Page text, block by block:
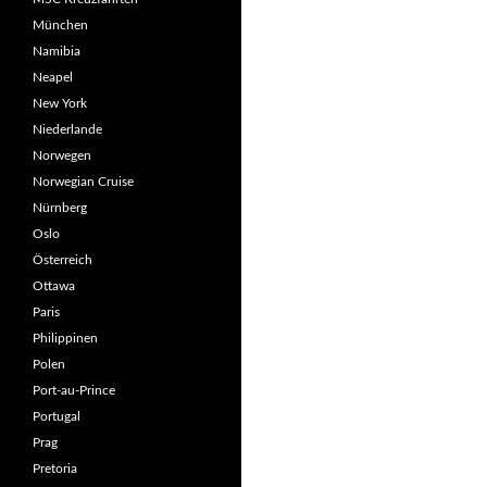
München
Namibia
Neapel
New York
Niederlande
Norwegen
Norwegian Cruise
Nürnberg
Oslo
Österreich
Ottawa
Paris
Philippinen
Polen
Port-au-Prince
Portugal
Prag
Pretoria